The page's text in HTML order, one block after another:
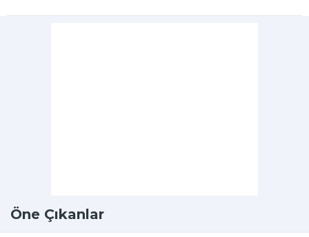
Öne Çıkanlar